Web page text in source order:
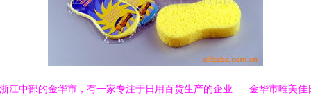
江中部的金华市，有一家专注于日用百货生产的企业——金华市唯美佳